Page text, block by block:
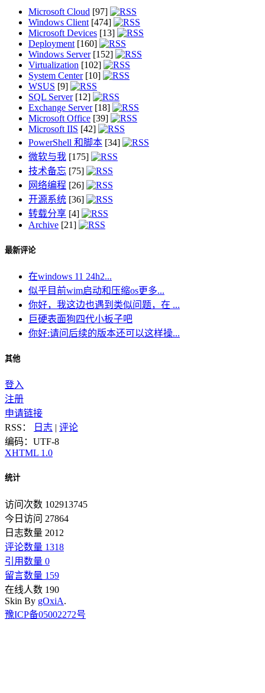
Microsoft Cloud [97]
Windows Client[474]
Microsoft Devices [13]
Deployment[160]
Windows Server[152]
Virtualization [102]
System Center[10]
WSUS [9]
SQL Server[12]
Exchange Server[18]
Microsoft Office [39]
Microsoft IIS [42]
PowerShell 和脚本 [34]
微软与我 [175]
技术备忘 [75]
网络编程 [26]
开源系统 [36]
转载分享 [4]
Archive [21]
最新评论
在windows 11 24h2...
似乎目前wim启动和压缩os更多...
你好，我这边也遇到类似问题，在 ...
巨硬表面狗四代小板子吧
你好:请问后续的版本还可以这样操...
其他
登入
注册
申请链接
RSS：
日志 | 评论
编码：UTF-8
XHTML 1.0
统计
访问次数 102913745
今日访问 27864
日志数量 2012
评论数量 1318
引用数量 0
留言数量 159
在线人数 190
Skin By gOxiA.
豫ICP备05002272号